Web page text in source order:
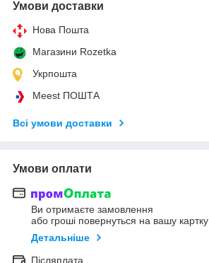
Умови доставки
Нова Пошта
Магазини Rozetka
Укрпошта
Meest ПОШТА
Всі умови доставки
Умови оплати
Ви отримаєте замовлення
або гроші повернуться на вашу картку
Детальніше
Післяплата